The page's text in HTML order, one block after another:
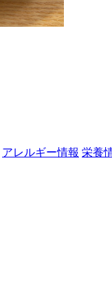
アレルギー情報 栄養